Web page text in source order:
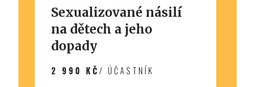
Sexualizované násilí
na dětech a jeho
dopady
2 990 KČ/ ÚČASTNÍK